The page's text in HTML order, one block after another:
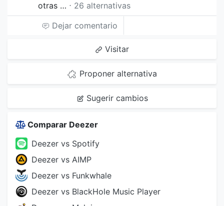
otras … ⋅ 26 alternativas
Dejar comentario
Visitar
Proponer alternativa
Sugerir cambios
Comparar Deezer
Deezer vs Spotify
Deezer vs AIMP
Deezer vs Funkwhale
Deezer vs BlackHole Music Player